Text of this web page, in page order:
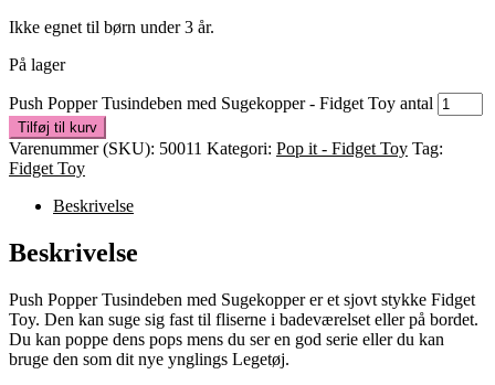
Ikke egnet til børn under 3 år.
På lager
Push Popper Tusindeben med Sugekopper - Fidget Toy antal
Tilføj til kurv
Varenummer (SKU): 50011 Kategori: Pop it - Fidget Toy Tag:
Fidget Toy
Beskrivelse
Beskrivelse
Push Popper Tusindeben med Sugekopper er et sjovt stykke Fidget
Toy. Den kan suge sig fast til fliserne i badeværelset eller på bordet.
Du kan poppe dens pops mens du ser en god serie eller du kan
bruge den som dit nye ynglings Legetøj.